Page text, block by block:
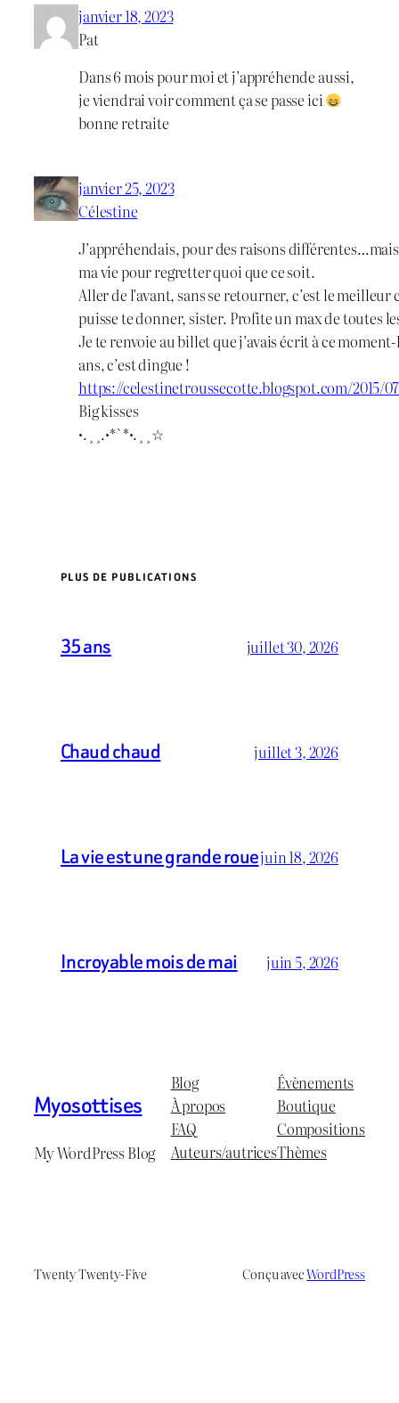
janvier 18, 2023
Pat
Dans 6 mois pour moi et j’appréhende aussi,
je viendrai voir comment ça se passe ici
bonne retraite
janvier 25, 2023
Célestine
J’appréhendais, pour des raisons
ma vie pour regretter quoi que ce soit.
Aller de l’avant, sans se retourner, c’est le meilleur
puisse te donner, sister. Profite un max de toutes
Je te renvoie au billet que j’avais écrit à ce
ans, c’est dingue !
https://celestinetroussecotte.blogspot.com/2015/
Big kisses
•.¸¸.•*`*•.¸¸☆
PLUS DE PUBLICATIONS
35 ans juillet 30, 2026
Chaud chaud juillet 3, 2026
La vie est une grande rouejuin 18, 2026
Incroyable mois de mai juin 5, 2026
Myosottises
My WordPress Blog
Blog
À propos
FAQ
Auteurs/autrices
Évènements
Boutique
Compositions
Thèmes
Twenty Twenty-Five Conçu avecWordPress